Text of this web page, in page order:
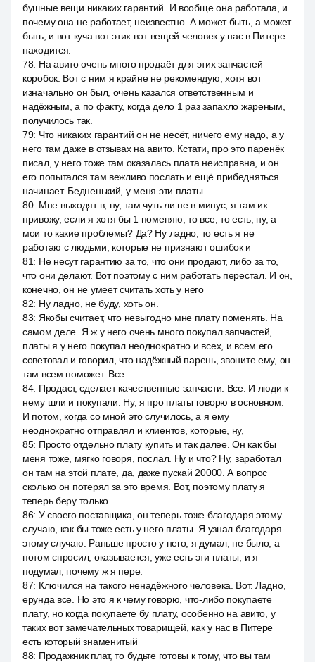
бушные вещи никаких гарантий. И вообще она работала, и
почему она не работает, неизвестно. А может быть, а может
быть, и вот куча вот этих вот вещей человек у нас в Питере
находится.
78: На авито очень много продаёт для этих запчастей
коробок. Вот с ним я крайне не рекомендую, хотя вот
изначально он был, очень казался ответственным и
надёжным, а по факту, когда дело 1 раз запахло жареным,
получилось так.
79: Что никаких гарантий он не несёт, ничего ему надо, а у
него там даже в отзывах на авито. Кстати, про это паренёк
писал, у него тоже там оказалась плата неисправна, и он
его попытался там вежливо послать и ещё прибедняться
начинает. Бедненький, у меня эти платы.
80: Мне выходят в, ну, там чуть ли не в минус, я там их
привожу, если я хотя бы 1 поменяю, то все, то есть, ну, а
мои то какие проблемы? Да? Ну ладно, то есть я не
работаю с людьми, которые не признают ошибок и
81: Не несут гарантию за то, что они продают, либо за то,
что они делают. Вот поэтому с ним работать перестал. И он,
конечно, он не умеет считать хоть у него
82: Ну ладно, не буду, хоть он.
83: Якобы считает, что невыгодно мне плату поменять. На
самом деле. Я ж у него очень много покупал запчастей,
платы я у него покупал неоднократно и всех, и всем его
советовал и говорил, что надёжный парень, звоните ему, он
там всем поможет. Все.
84: Продаст, сделает качественные запчасти. Все. И люди к
нему шли и покупали. Ну, я про платы говорю в основном.
И потом, когда со мной это случилось, а я ему
неоднократно отправлял и клиентов, которые, ну,
85: Просто отдельно плату купить и так далее. Он как бы
меня тоже, мягко говоря, послал. Ну и что? Ну, заработал
он там на этой плате, да, даже пускай 20000. А вопрос
сколько он потерял за это время. Вот, поэтому плату я
теперь беру только
86: У своего поставщика, он теперь тоже благодаря этому
случаю, как бы тоже есть у него платы. Я узнал благодаря
этому случаю. Раньше просто у него, я думал, не было, а
потом спросил, оказывается, уже есть эти платы, и я
подумал, почему ж я пере.
87: Ключился на такого ненадёжного человека. Вот. Ладно,
ерунда все. Но это я к чему говорю, что-либо покупаете
плату, но когда покупаете бу плату, особенно на авито, у
таких вот замечательных товарищей, как у нас в Питере
есть который знаменитый
88: Продажник плат, то будьте готовы к тому, что вы там